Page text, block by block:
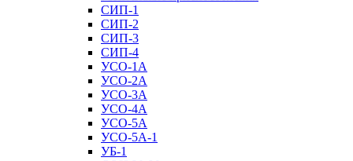
СИП-1
СИП-2
СИП-3
СИП-4
УСО-1А
УСО-2А
УСО-3А
УСО-4А
УСО-5А
УСО-5А-1
УБ-1